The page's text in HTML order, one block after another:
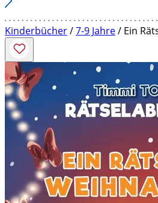
Kinderbücher/7-9 Jahre/ Ein